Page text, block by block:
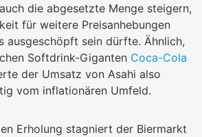
die abgesetzte Menge steigern,
für weitere Preisanhebungen
ausgeschöpft sein dürfte. Ähnlich,
Softdrink-Giganten Coca-Cola
der Umsatz von Asahi also
vom inflationären Umfeld.
Erholung stagniert der Biermarkt